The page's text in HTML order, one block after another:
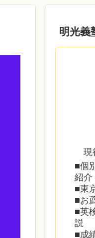
明光義
大
現
■個
紹介
■東
■お
■英
説
■成